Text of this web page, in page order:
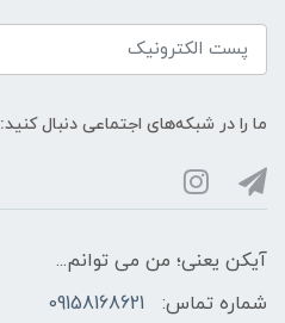
ما را در شبکه‌های اجتماعی دنبال کنید:
آیکن یعنی؛ من می توانم...
شماره تماس:
09158168621